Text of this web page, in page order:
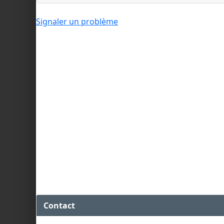
Signaler un problème
Contact